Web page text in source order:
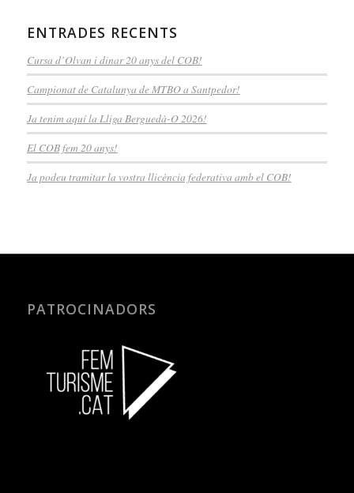
ENTRADES RECENTS
Cursa d’Olvan i dinar 20 anys del COB!
Campionat de Catalunya de MTBO a Santpedor!
Ja tenim aquí la Lliga Berguedà-O 2026!
El COB fem 20 anys!
Ja podeu tramitar la vostra llicència federativa amb el COB!
PATROCINADORS